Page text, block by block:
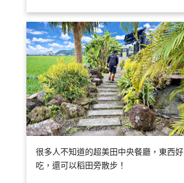
很多人不知道的超美田中央餐廳，東西好
吃，還可以稻田旁散步！